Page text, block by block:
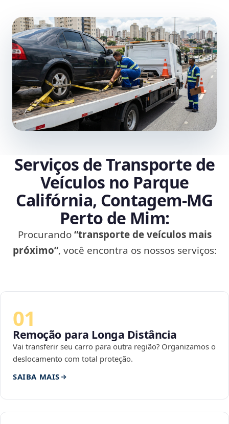
Serviços de Transporte de
Veículos no Parque
Califórnia, Contagem‑MG
Perto de Mim:
Procurando“transporte de veículos mais
próximo”, você encontra os nossos serviços:
01
Remoção para Longa Distância
Vai transferir seu carro para outra região? Organizamos o
deslocamento com total proteção.
SAIBA MAIS